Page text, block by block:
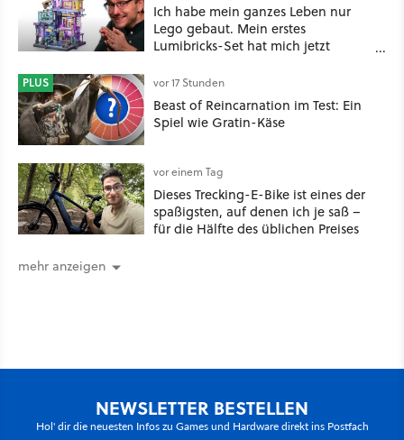
Ich habe mein ganzes Leben nur
Lego gebaut. Mein erstes
Lumibricks-Set hat mich jetzt
Stack im Test
PLUS vor 17 Stunden
Beast of Reincarnation im Test: Ein
Spiel wie Gratin-Käse
vor einem Tag
Dieses Trecking-E-Bike ist eines der
spaßigsten, auf denen ich je saß –
für die Hälfte des üblichen Preises
mehr anzeigen
NEWSLETTER BESTELLEN
Hol' dir die neuesten Infos zu Games und Hardware direkt ins Postfach